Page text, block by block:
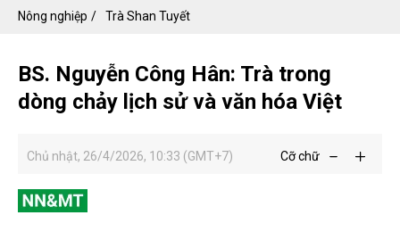
Nông nghiệp Trà Shan Tuyết
BS. Nguyễn Công Hân: Trà trong
dòng chảy lịch sử và văn hóa Việt
Chủ nhật, 26/4/2026, 10:33 (GMT+7) Cỡ chữ